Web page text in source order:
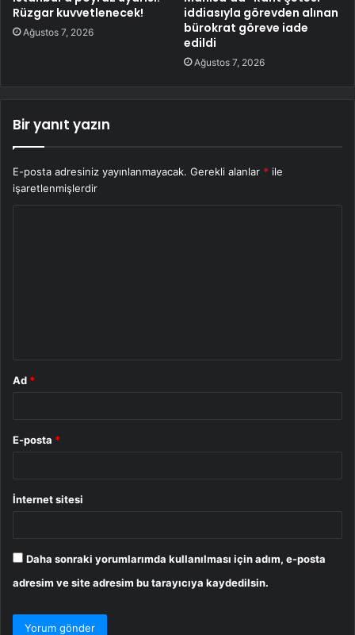
Rüzgar kuvvetlenecek!
Ağustos 7, 2026
iddiasıyla görevden alınan
bürokrat göreve iade
edildi
Ağustos 7, 2026
Bir yanıt yazın
E-posta adresiniz yayınlanmayacak. Gerekli alanlar * ile
işaretlenmişlerdir
Ad *
E-posta *
İnternet sitesi
Daha sonraki yorumlarımda kullanılması için adım, e-posta
adresim ve site adresim bu tarayıcıya kaydedilsin.